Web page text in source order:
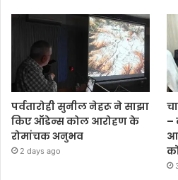
पर्वतारोही सुनील नेहरू ने साझा
किए ऑडेन्स कोल आरोहण के
रोमांचक अनुभव
2 days ago
–